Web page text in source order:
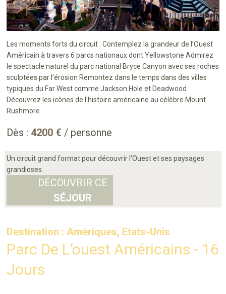
Les moments forts du circuit : Contemplez la grandeur de l’Ouest
Américain à travers 6 parcs nationaux dont Yellowstone Admirez
le spectacle naturel du parc national Bryce Canyon avec ses roches
sculptées par l’érosion Remontez dans le temps dans des villes
typiques du Far West comme Jackson Hole et Deadwood
Découvrez les icônes de l'histoire américaine au célèbre Mount
Rushmore
Dès : 4200 € / personne
Un circuit grand format pour découvrir l'Ouest et ses paysages
grandioses.
DÉCOUVRIR CE
SÉJOUR
Destination : Amériques, Etats-Unis
Parc De L’ouest Américains - 16
Jours